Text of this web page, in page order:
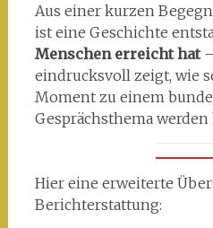
Aus einer kurzen
ist eine Geschichte
Menschen erreicht hat–
eindrucksvoll zeigt, wie
Moment zu einem
Gesprächsthema werden
Hier eine erweiterte
Berichterstattung: